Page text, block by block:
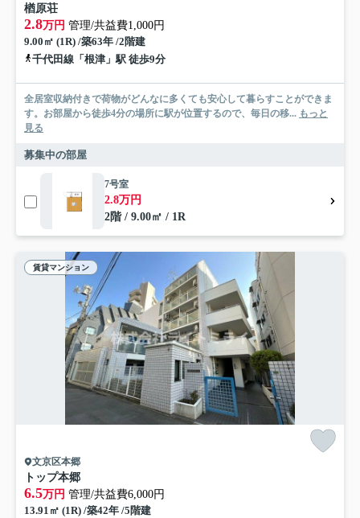
楢原荘
2.8万円 管理/共益費1,000円
9.00㎡ (1R) /築63年 /2階建
千代田線「根津」駅 徒歩9分
全居室収納付きで荷物がどんなに多くても安心して暮らすことができま
す。お部屋から徒歩4分の場所に駅が位置するので、毎日の移... もっと
見る
募集中の部屋
7号室
2.8万円
2階 / 9.00㎡ / 1R
賃貸マンション
文京区本郷
トップ本郷
6.5万円 管理/共益費6,000円
13.91㎡ (1R) /築42年 /5階建